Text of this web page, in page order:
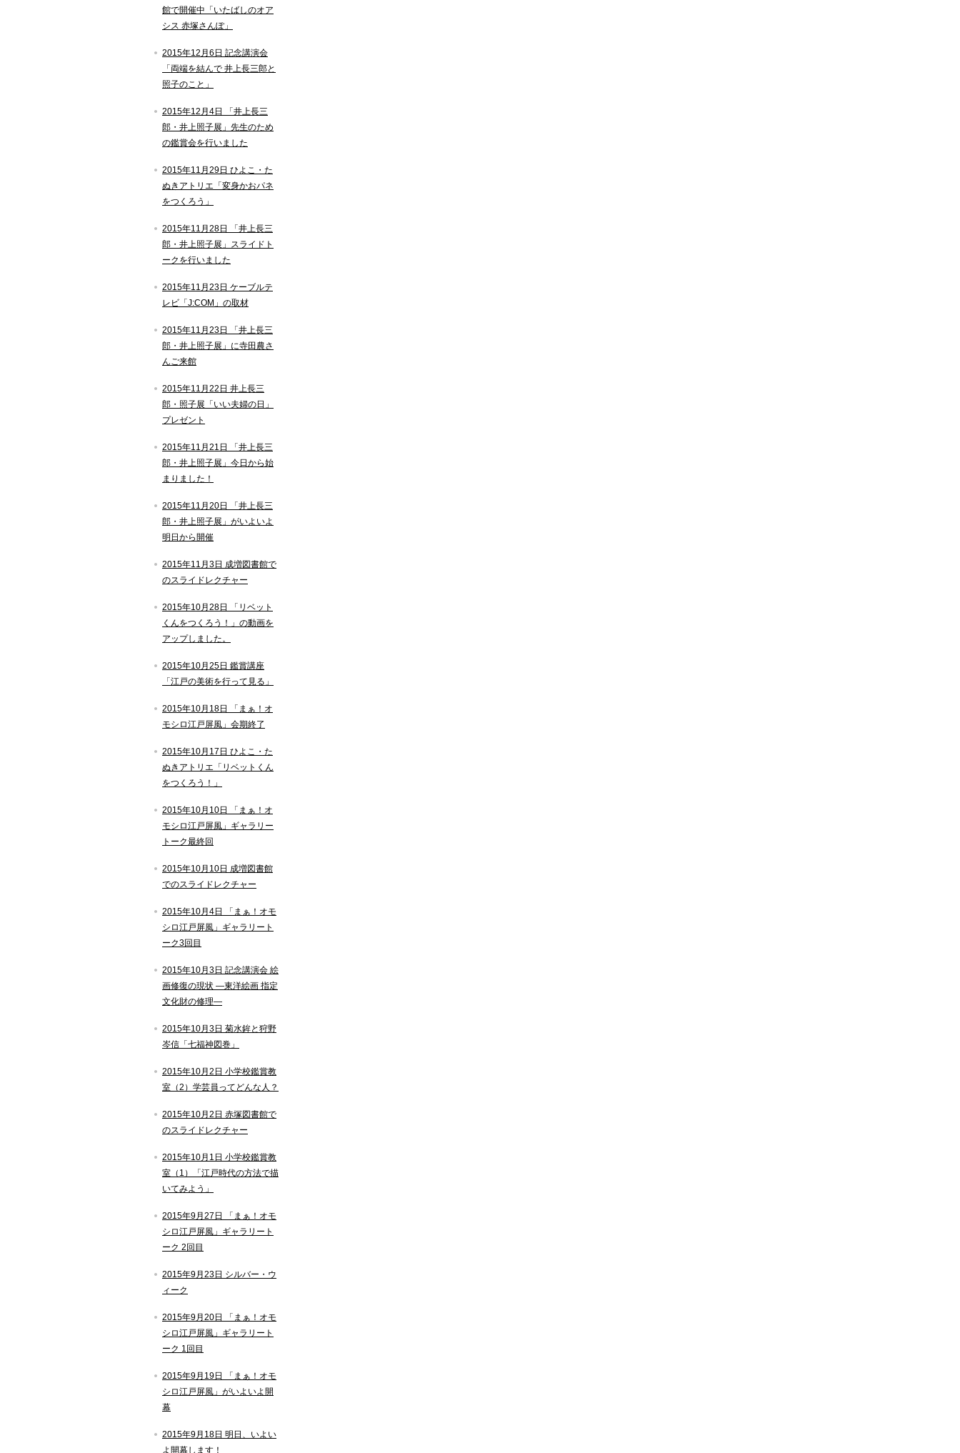
館で開催中「いたばしのオア
シス 赤塚さんぽ」
2015年12月6日 記念講演会
「両端を結んで 井上長三郎と
照子のこと」
2015年12月4日 「井上長三
郎・井上照子展」先生のため
の鑑賞会を行いました
2015年11月29日 ひよこ・た
ぬきアトリエ「変身かおパネ
をつくろう」
2015年11月28日 「井上長三
郎・井上照子展」スライドト
ークを行いました
2015年11月23日 ケーブルテ
レビ「J:COM」の取材
2015年11月23日 「井上長三
郎・井上照子展」に寺田農さ
んご来館
2015年11月22日 井上長三
郎・照子展「いい夫婦の日」
プレゼント
2015年11月21日 「井上長三
郎・井上照子展」今日から始
まりました！
2015年11月20日 「井上長三
郎・井上照子展」がいよいよ
明日から開催
2015年11月3日 成増図書館で
のスライドレクチャー
2015年10月28日 「リベット
くんをつくろう！」の動画を
アップしました。
2015年10月25日 鑑賞講座
「江戸の美術を行って見る」
2015年10月18日 「まぁ！オ
モシロ江戸屏風」会期終了
2015年10月17日 ひよこ・た
ぬきアトリエ「リベットくん
をつくろう！」
2015年10月10日 「まぁ！オ
モシロ江戸屏風」ギャラリー
トーク最終回
2015年10月10日 成増図書館
でのスライドレクチャー
2015年10月4日 「まぁ！オモ
シロ江戸屏風」ギャラリート
ーク3回目
2015年10月3日 記念講演会 絵
画修復の現状 ―東洋絵画 指定
文化財の修理―
2015年10月3日 菊水鉾と狩野
岑信「七福神図巻」
2015年10月2日 小学校鑑賞教
室（2）学芸員ってどんな人？
2015年10月2日 赤塚図書館で
のスライドレクチャー
2015年10月1日 小学校鑑賞教
室（1）「江戸時代の方法で描
いてみよう」
2015年9月27日 「まぁ！オモ
シロ江戸屏風」ギャラリート
ーク 2回目
2015年9月23日 シルバー・ウ
ィーク
2015年9月20日 「まぁ！オモ
シロ江戸屏風」ギャラリート
ーク 1回目
2015年9月19日 「まぁ！オモ
シロ江戸屏風」がいよいよ開
幕
2015年9月18日 明日、いよい
よ開幕します！